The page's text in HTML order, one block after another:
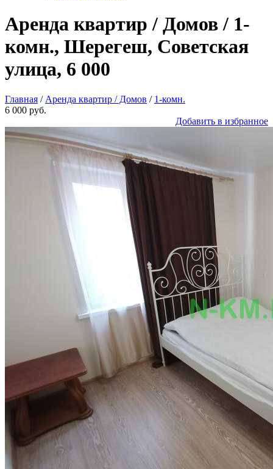
Аренда квартир / Домов / 1-
комн., Шерегеш, Советская
улица, 6 000
Главная / Аренда квартир / Домов / 1-комн.
6 000 руб.
Добавить в избранное